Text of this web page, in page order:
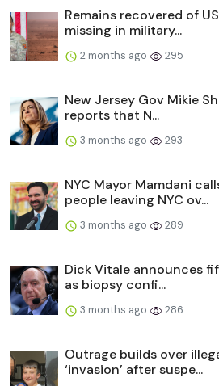
Remains recovered of
missing in military...
2 months ago 295
New Jersey Gov Mikie
reports that N...
3 months ago 293
NYC Mayor Mamdani
people leaving NYC ov...
3 months ago 289
Dick Vitale announces
as biopsy confi...
3 months ago 286
Outrage builds over
‘invasion’ after suspe...